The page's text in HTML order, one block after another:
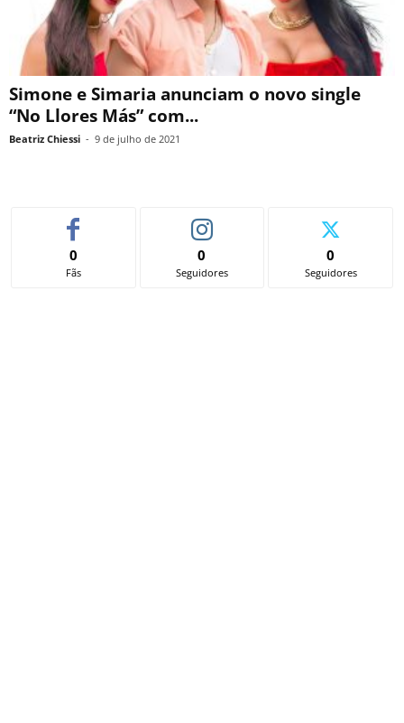
Simone e Simaria anunciam o novo single
“No Llores Más” com...
Beatriz Chiessi - 9 de julho de 2021
0
Fãs
0
Seguidores
0
Seguidores